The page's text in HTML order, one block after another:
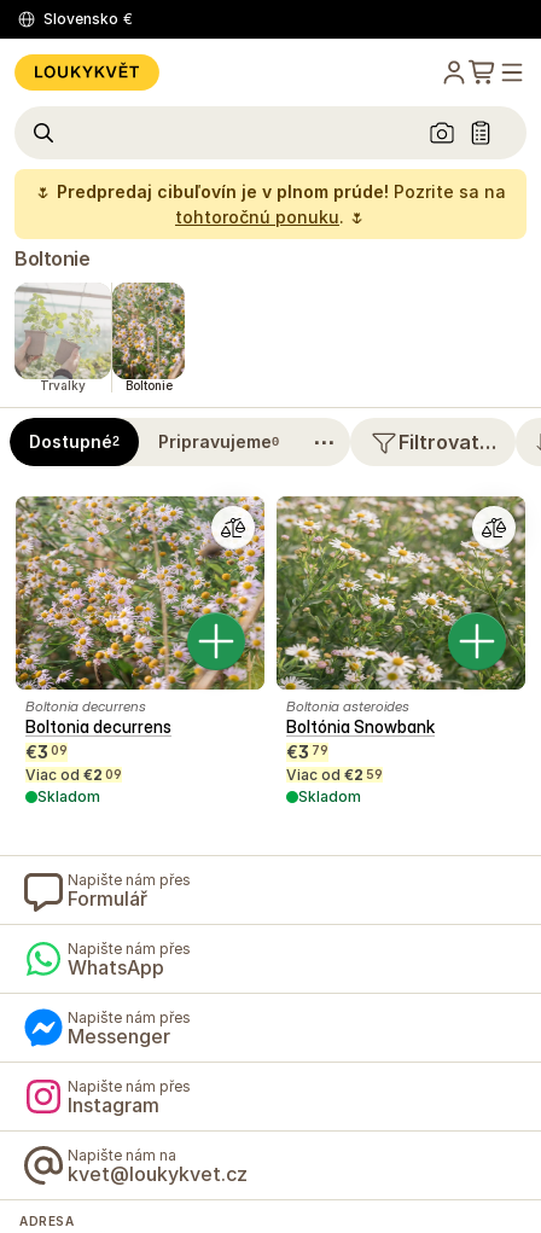
Slovensko €
🌷 Predpredaj cibuľovín je v plnom prúde! Pozrite sa na
tohtoročnú ponuku. 🌷
Boltonie
Trvalky Boltonie
Dostupné2 Pripravujeme0 ⋯ Filtrovat…
Boltonia decurrens
Boltonia decurrens
€3 09
Viac od €2 09
Skladom
Boltonia asteroides
Boltónia Snowbank
€3 79
Viac od €2 59
Skladom
Napište nám přes
Formulář
Napište nám přes
WhatsApp
Napište nám přes
Messenger
Napište nám přes
Instagram
Napište nám na
kvet@loukykvet.cz
ADRESA